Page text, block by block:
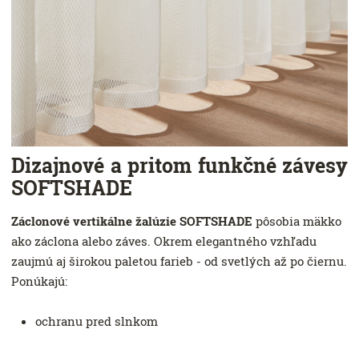
Dizajnové a pritom funkčné závesy
SOFTSHADE
Záclonové vertikálne žalúzie SOFTSHADE pôsobia mäkko
ako záclona alebo záves. Okrem elegantného vzhľadu
zaujmú aj širokou paletou farieb - od svetlých až po čiernu.
Ponúkajú:
ochranu pred slnkom